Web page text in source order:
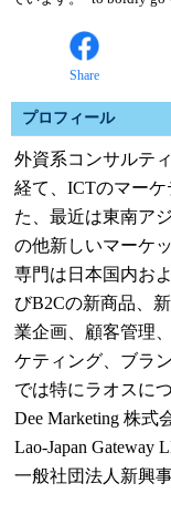
Share
プロフィール
外資系コンサルテ
経て、ICTのマーケ
た、最近は東南ア
の他新しいマーケ
専門は日本国内お
びB2Cの新商品、
業企画、顧客管理
ケティング、ブラ
では特にラオスに
Dee Marketing 株式
Lao-Japan Gateway
一般社団法人新興